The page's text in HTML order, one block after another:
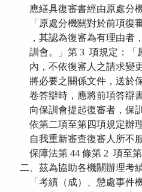
應繕具復審書經由原處分機關
「原處分機關對於前項復審
，其認為復審為有理由者，
訓會。」第 3 項規定：「原
內，不依復審人之請求變更
將必要之關係文件，送於保
卷答辯時，應將前項答辯書
向保訓會提起復審者，保訓
依第二項至第四項規定辦理
自我重新審查復審人所不服
保障法第 44 條第 2 項至第 4
二、茲為協助各機關辦理考績
「考績（成）、懲處事件機